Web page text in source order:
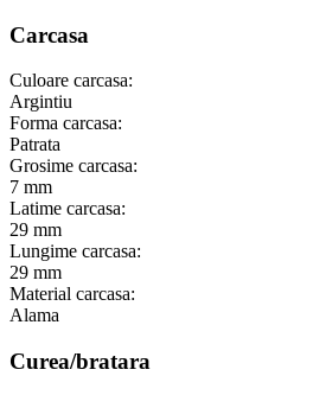
Carcasa
Culoare carcasa:
Argintiu
Forma carcasa:
Patrata
Grosime carcasa:
7 mm
Latime carcasa:
29 mm
Lungime carcasa:
29 mm
Material carcasa:
Alama
Curea/bratara